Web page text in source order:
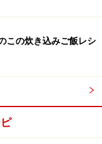
熟成には2カ月以
この炊き込みご飯レシ